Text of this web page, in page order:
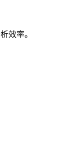
效率。